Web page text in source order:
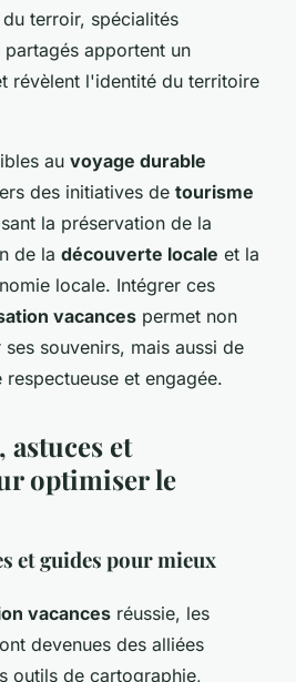
terroir, spécialités
apportent un
révèlent l'identité du territoire
au voyage durable
des initiatives de tourisme
la préservation de la
de la découverte locale et la
locale. Intégrer ces
vacances permet non
ses souvenirs, mais aussi de
et engagée.
astuces et
optimiser le
et guides pour mieux
vacances réussie, les
devenues des alliées
outils de cartographie,